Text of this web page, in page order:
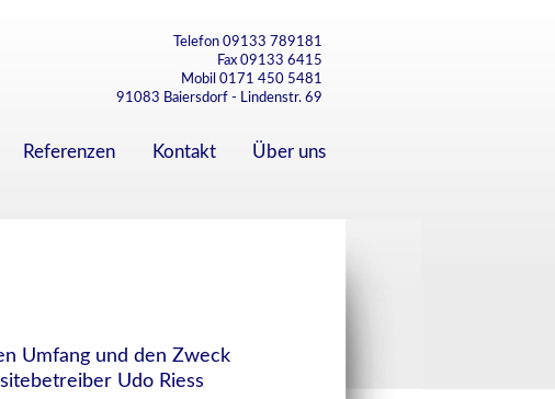
Telefon 09133 789181
Fax 09133 6415
Mobil 0171 450 5481
91083 Baiersdorf - Lindenstr. 69
Referenzen Kontakt Über uns
Umfang und den Zweck
Udo Riess